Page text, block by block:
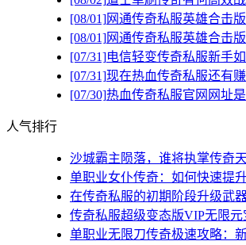
[08/01]网通传奇私服英雄合击
[08/01]网通传奇私服英雄合击
[07/31]电信轻变传奇私服新手
[07/31]现在热血传奇私服还有赚
[07/30]热血传奇私服官网网址
人气排行
沙城霸主陨落，谁将执掌传奇
单职业女仆传奇：如何快速提
在传奇私服的初期阶段升级武
传奇私服超级变态版VIP无限元
单职业无限刀传奇极速攻略：